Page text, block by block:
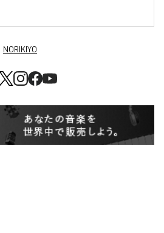
NORIKIYO